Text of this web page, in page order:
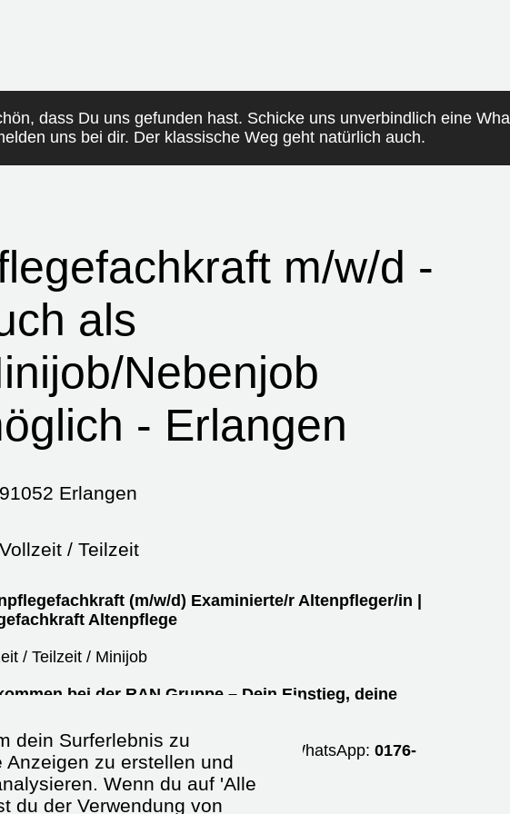
dass Du uns gefunden hast. Schicke uns unverbindlich eine
uns bei dir. Der klassische Weg geht natürlich auch.
m/w/d -
als
Nebenjob
- Erlangen
91052 Erlangen
Vollzeit / Teilzeit
(m/w/d) Examinierte/r Altenpfleger/in |
Altenpflege
/ Teilzeit / Minijob
bei der RAN Gruppe – Dein Einstieg, deine
unter 0711 / 658 692-22 oder per WhatsApp: 0176-
dein Surferlebnis zu
zu erstellen und
Wenn du auf 'Alle
du der Verwendung von